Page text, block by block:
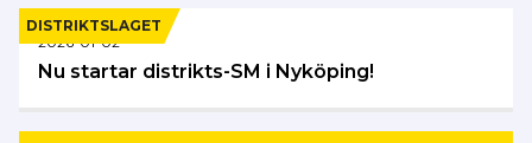
DISTRIKTSLAGET
2026-01-02
Nu startar distrikts-SM i Nyköping!